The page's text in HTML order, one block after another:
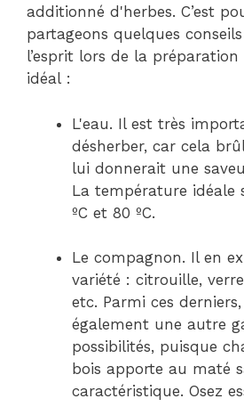
additionné d'herbes. C’est
partageons quelques
l’esprit lors de la préparation
idéal :
L'eau. Il est très
désherber, car cela
lui donnerait une
La température idéale
ºC et 80 ºC.
Le compagnon. Il en
variété : citrouille,
etc. Parmi ces
également une autre
possibilités, puisque
bois apporte au maté
caractéristique. Osez